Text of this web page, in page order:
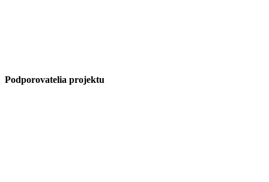
Podporovatelia projektu